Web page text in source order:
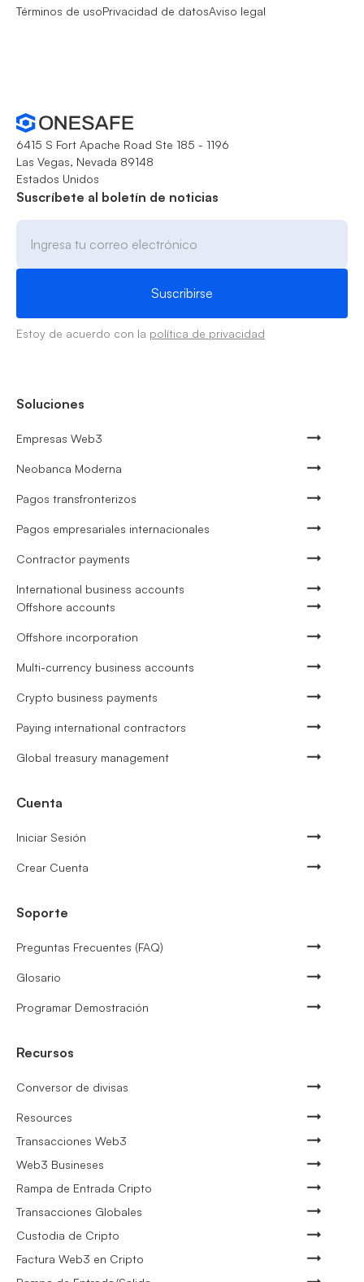
Términos de usoPrivacidad de datosAviso legal
6415 S Fort Apache Road Ste 185 - 1196
Las Vegas, Nevada 89148
Estados Unidos
Suscríbete al boletín de noticias
Estoy de acuerdo con la política de privacidad
Soluciones
Empresas Web3
Neobanca Moderna
Pagos transfronterizos
Pagos empresariales internacionales
Contractor payments
International business accounts
Offshore accounts
Offshore incorporation
Multi-currency business accounts
Crypto business payments
Paying international contractors
Global treasury management
Cuenta
Iniciar Sesión
Crear Cuenta
Soporte
Preguntas Frecuentes (FAQ)
Glosario
Programar Demostración
Recursos
Conversor de divisas
Resources
Transacciones Web3
Web3 Busineses
Rampa de Entrada Cripto
Transacciones Globales
Custodia de Cripto
Factura Web3 en Cripto